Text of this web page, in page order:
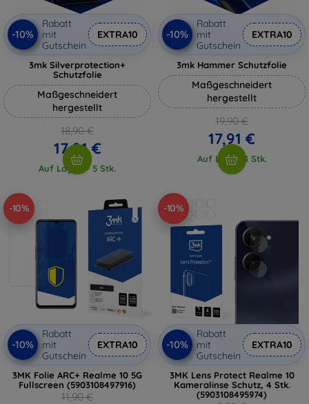
-10%
Rabatt
mit
Gutschein
EXTRA10
3mk Silverprotection+
Schutzfolie
Maßgeschneidert
hergestellt
18,90 €
17,01 €
Auf Lager > 5 Stk.
-10%
Rabatt
mit
Gutschein
EXTRA10
3mk Hammer Schutzfolie
Maßgeschneidert
hergestellt
19,90 €
17,91 €
Auf Lager 3 Stk.
-10%
-10%
Rabatt
mit
Gutschein
EXTRA10
3MK Folie ARC+ Realme 10 5G
Fullscreen (5903108497916)
11,90 €
-10%
-10%
Rabatt
mit
Gutschein
EXTRA10
3MK Lens Protect Realme 10
Kameralinse Schutz, 4 Stk.
(5903108495974)